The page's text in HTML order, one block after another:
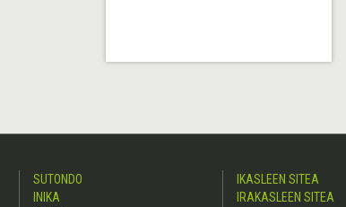
SUTONDO
INIKA
IKASLEEN SITEA
IRAKASLEEN SITEA